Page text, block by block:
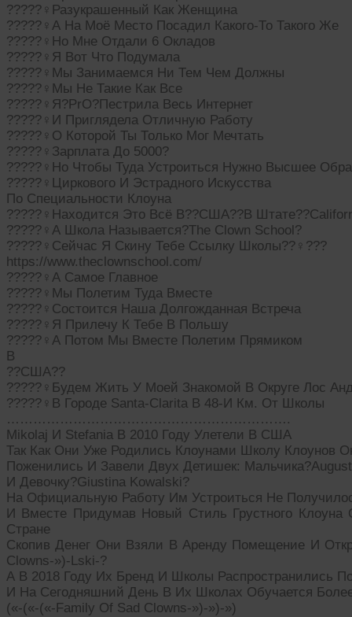
?????‍♀️Разукрашенный Как Женщина
?????‍♀️А На Моё Место Посадил Какого-То Такого Же
?????‍♀️Но Мне Отдали 6 Окладов
?????‍♀️Я Вот Что Подумала
?????‍♀️Мы Занимаемся Ни Тем Чем Должны
?????‍♀️Мы Не Такие Как Все
?????‍♀️Я?PrO?Пестрила Весь Интернет
?????‍♀️И Приглядела Отличную Работу
?????‍♀️О Которой Ты Только Мог Мечтать
?????‍♀️Зарплата До 5000?
?????‍♀️Но Чтобы Туда Устроиться Нужно Высшее
?????‍♀️Циркового И Эстрадного Искусства
По Специальности Клоуна
?????‍♀️Находится Это Всё В??США??В
?????‍♀️А Школа Называется?The Clown School?
?????‍♀️Сейчас Я Скину Тебе Ссылку Школы??‍♀️???
https://www.theclownschool.com/
?????‍♀️А Самое Главное
?????‍♀️Мы Полетим Туда Вместе
?????‍♀️Состоится Наша Долгожданная Встреча
?????‍♀️Я Прилечу К Тебе В Польшу
?????‍♀️А Потом Мы Вместе Полетим Прямиком
В
??США??
?????‍♀️Будем Жить У Моей Знакомой В Округе Лос
?????‍♀️В Городе Santa-Clarita В 48-И Км. От Школы
……………………………………………………….
Mikolaj И Stefania В 2010 Году Улетели В США
Так Как Они Уже Родились Клоунами Школу Клоунов
Поженились И Завели Двух Детишек:
И Девочку?Giustina Kowalski?
На Официальную Работу Им Устроиться Не
И Вместе Придумав Новый Стиль Грустного
Стране
Скопив Денег Они Взяли В Аренду Помещение И
Clowns-»)-Lski-?
А В 2018 Году Их Бренд И Школы Распространились
И На Сегодняшний День В Их Школах Обучается
(«-(«-(«-Family Of Sad Clowns-»)-»)-»)